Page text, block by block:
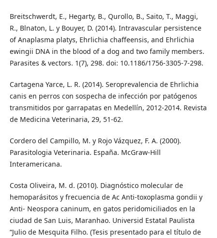
Breitschwerdt, E., Hegarty, B., Qurollo, B., Saito, T., Maggi,
R., Blnaton, L. y Bouyer, D. (2014). Intravascular persistence
of Anaplasma platys, Ehrlichia chaffeensis, and Ehrlichia
ewingii DNA in the blood of a dog and two family members.
Parasites & vectors. 1(7), 298. doi: 10.1186/1756-3305-7-298.
Cartagena Yarce, L. R. (2014). Seroprevalencia de Ehrlichia
canis en perros con sospecha de infección por patógenos
transmitidos por garrapatas en Medellín, 2012-2014. Revista
de Medicina Veterinaria, 29, 51-62.
Cordero del Campillo, M. y Rojo Vázquez, F. A. (2000).
Parasitologia Veterinaria. España. McGraw-Hill
Interamericana.
Costa Oliveira, M. d. (2010). Diagnóstico molecular de
hemoparásitos y frecuencia de Ac Anti-toxoplasma gondii y
Anti- Neospora caninum, en gatos peridomiciliados en la
ciudad de San Luis, Maranhao. Universid Estatal Paulista
“Julio de Mesquita Filho. (Tesis presentado para el título de